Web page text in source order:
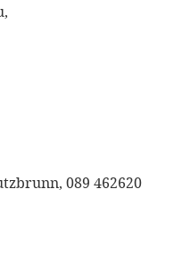
089 462620